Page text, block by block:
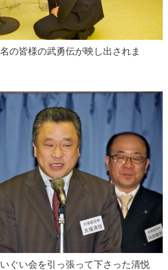
の皆様の武勇伝が映し出されま
ぐい会を引っ張って下さった清悦